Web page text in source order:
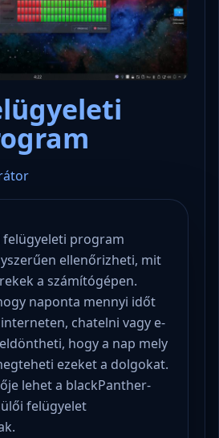
felügyeleti program
ellenőrizheti, mit
a számítógépen.
naponta mennyi időt
chatelni vagy e-
hogy a nap mely
ezeket a dolgokat.
lehet a blackPanther-
felügyelet